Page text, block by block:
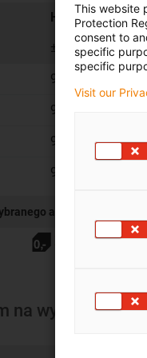
H A
±0,35
9,5
9,5
9,5 23
9,5
artykułu:
Zamówienie
na wylot:
This website
Protection
consent to
specific
specific
Visit our